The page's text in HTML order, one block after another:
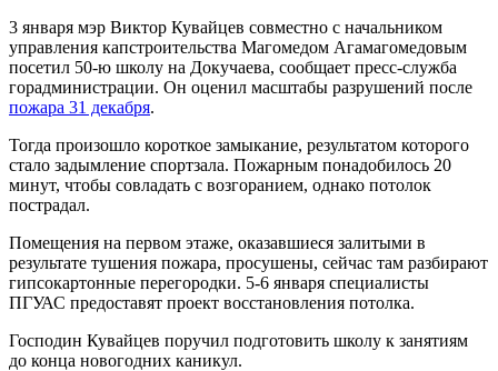
3 января мэр Виктор Кувайцев совместно с начальником
управления капстроительства Магомедом Агамагомедовым
посетил 50-ю школу на Докучаева, сообщает пресс-служба
горадминистрации. Он оценил масштабы разрушений после
пожара 31 декабря.
Тогда произошло короткое замыкание, результатом которого
стало задымление спортзала. Пожарным понадобилось 20
минут, чтобы совладать с возгоранием, однако потолок
пострадал.
Помещения на первом этаже, оказавшиеся залитыми в
результате тушения пожара, просушены, сейчас там разбирают
гипсокартонные перегородки. 5-6 января специалисты
ПГУАС предоставят проект восстановления потолка.
Господин Кувайцев поручил подготовить школу к занятиям
до конца новогодних каникул.